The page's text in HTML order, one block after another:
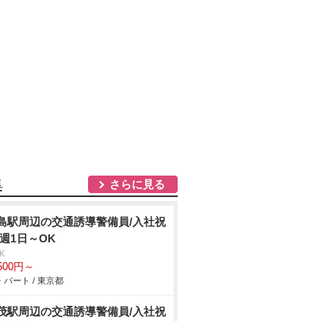
さらに見る
駅周辺の交通誘導警備員/入社祝
1日～OK
円～
パート / 東京都
駅周辺の交通誘導警備員/入社祝